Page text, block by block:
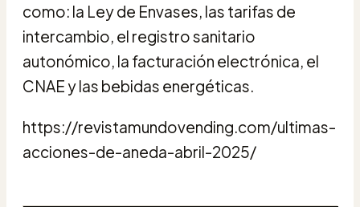
como: la Ley de Envases, las tarifas de
intercambio, el registro sanitario
autonómico, la facturación electrónica, el
CNAE y las bebidas energéticas.
https://revistamundovending.com/ultimas-
acciones-de-aneda-abril-2025/